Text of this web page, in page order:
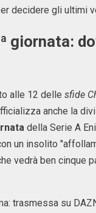
decidere gli ultimi
giornata:
alle 12 delle sfide
anche la
della Serie A
un insolito
vedrà ben cinque
trasmessa su